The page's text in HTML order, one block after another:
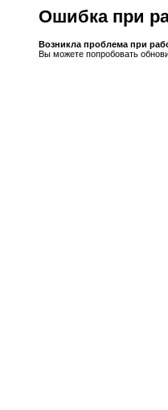
Ошибка при
Возникла проблема при
Вы можете попробовать